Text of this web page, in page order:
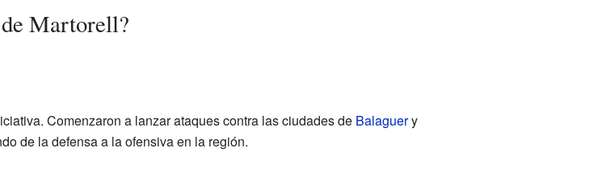
de Martorell?
Comenzaron a lanzar ataques contra las ciudades de Balaguery
de la defensa a la ofensiva en la región.